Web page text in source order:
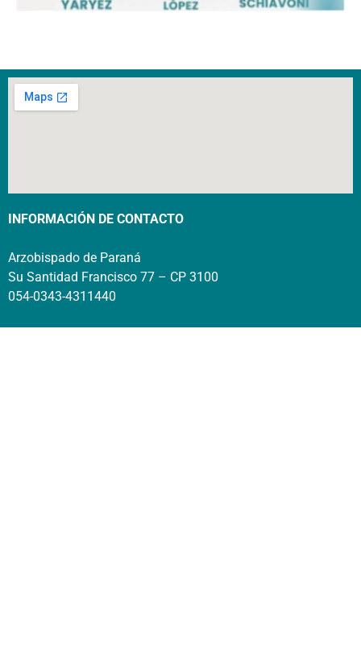
INFORMACIÓN DE CONTACTO
Arzobispado de Paraná
Su Santidad Francisco 77 – CP 3100
054-0343-4311440